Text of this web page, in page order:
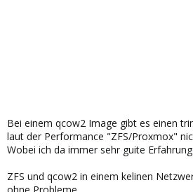
Bei einem qcow2 Image gibt es einen
laut der Performance "ZFS/Proxmox"
Wobei ich da immer sehr guite
ZFS und qcow2 in einem kelinen